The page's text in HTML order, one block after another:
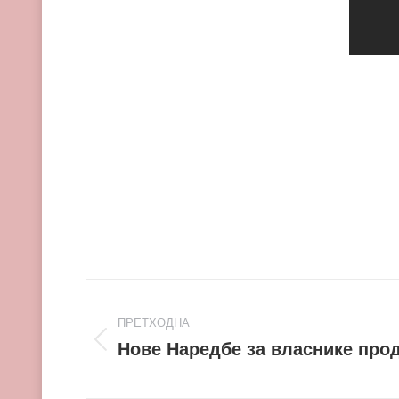
navigation
ПРЕТХОДНА
Претходни
Нове Наредбе за власнике